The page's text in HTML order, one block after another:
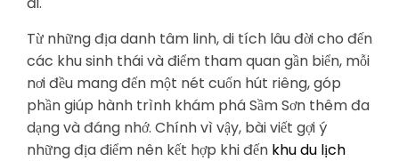
Từ những địa danh tâm linh, di tích lâu đời cho đến
các khu sinh thái và điểm tham quan gần biển, mỗi
nơi đều mang đến một nét cuốn hút riêng, góp
phần giúp hành trình khám phá Sầm Sơn thêm đa
dạng và đáng nhớ. Chính vì vậy, bài viết gợi ý
những địa điểm nên kết hợp khi đến khu du lịch